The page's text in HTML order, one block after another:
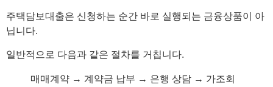
주택담보대출은 신청하는 순간 바로 실행되는 금융상품이 아
닙니다.
일반적으로 다음과 같은 절차를 거칩니다.
매매계약 → 계약금 납부 → 은행 상담 → 가조회